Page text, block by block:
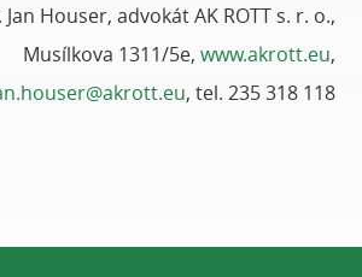
Jan Houser, advokát AK ROTT s. r. o.,
Musílkova 1311/5e, www.akrott.eu,
, tel. 235 318 118